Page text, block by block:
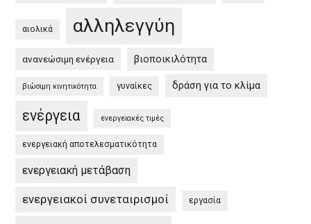
και
Ελλάδα
Green
Green
αιολικά αλληλεγγύη
ανανεώσιμη ενέργεια βιοποικιλότητα
βιώσιμη κινητικότητα γυναίκες δράση για το κλίμα
ενέργεια ενεργειακές τιμές
ενεργειακή αποτελεσματικότητα
ενεργειακή μετάβαση
ενεργειακοί συνεταιρισμοί εργασία